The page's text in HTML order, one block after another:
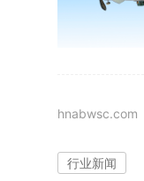
hnabwsc.com
行业新闻